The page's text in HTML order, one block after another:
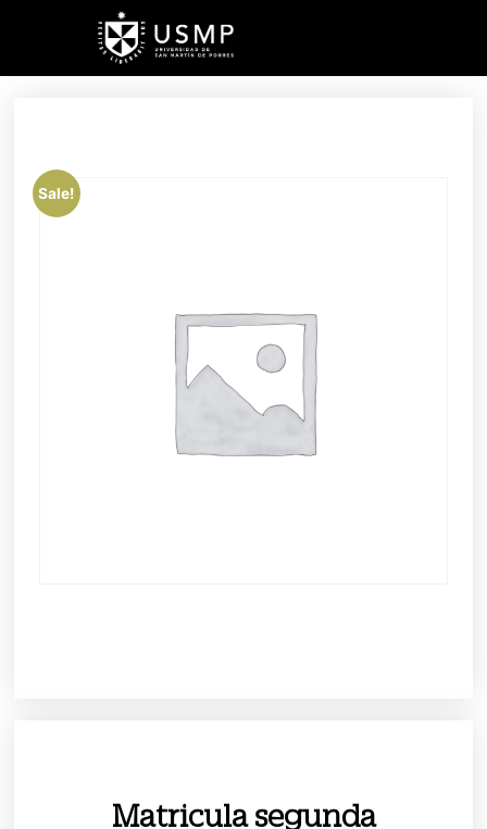
Sale!
Matricula segunda